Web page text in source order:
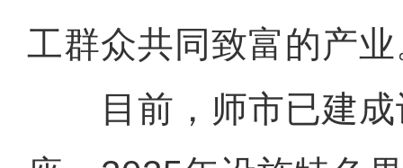
工群众共同致富的产业
目前，师市已建成